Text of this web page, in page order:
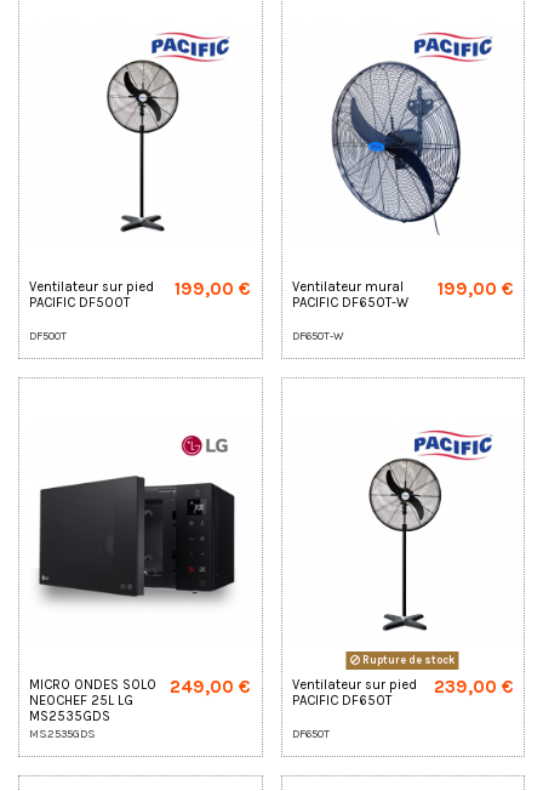
Ventilateur sur pied
PACIFIC DF500T
DF500T
199,00 €
Ventilateur mural
PACIFIC DF650T-W
DF650T-W
199,00 €
MICRO ONDES SOLO
NEOCHEF 25L LG
MS2535GDS
MS2535GDS
249,00 €
Rupture de stock
Ventilateur sur pied
PACIFIC DF650T
DF650T
239,00 €